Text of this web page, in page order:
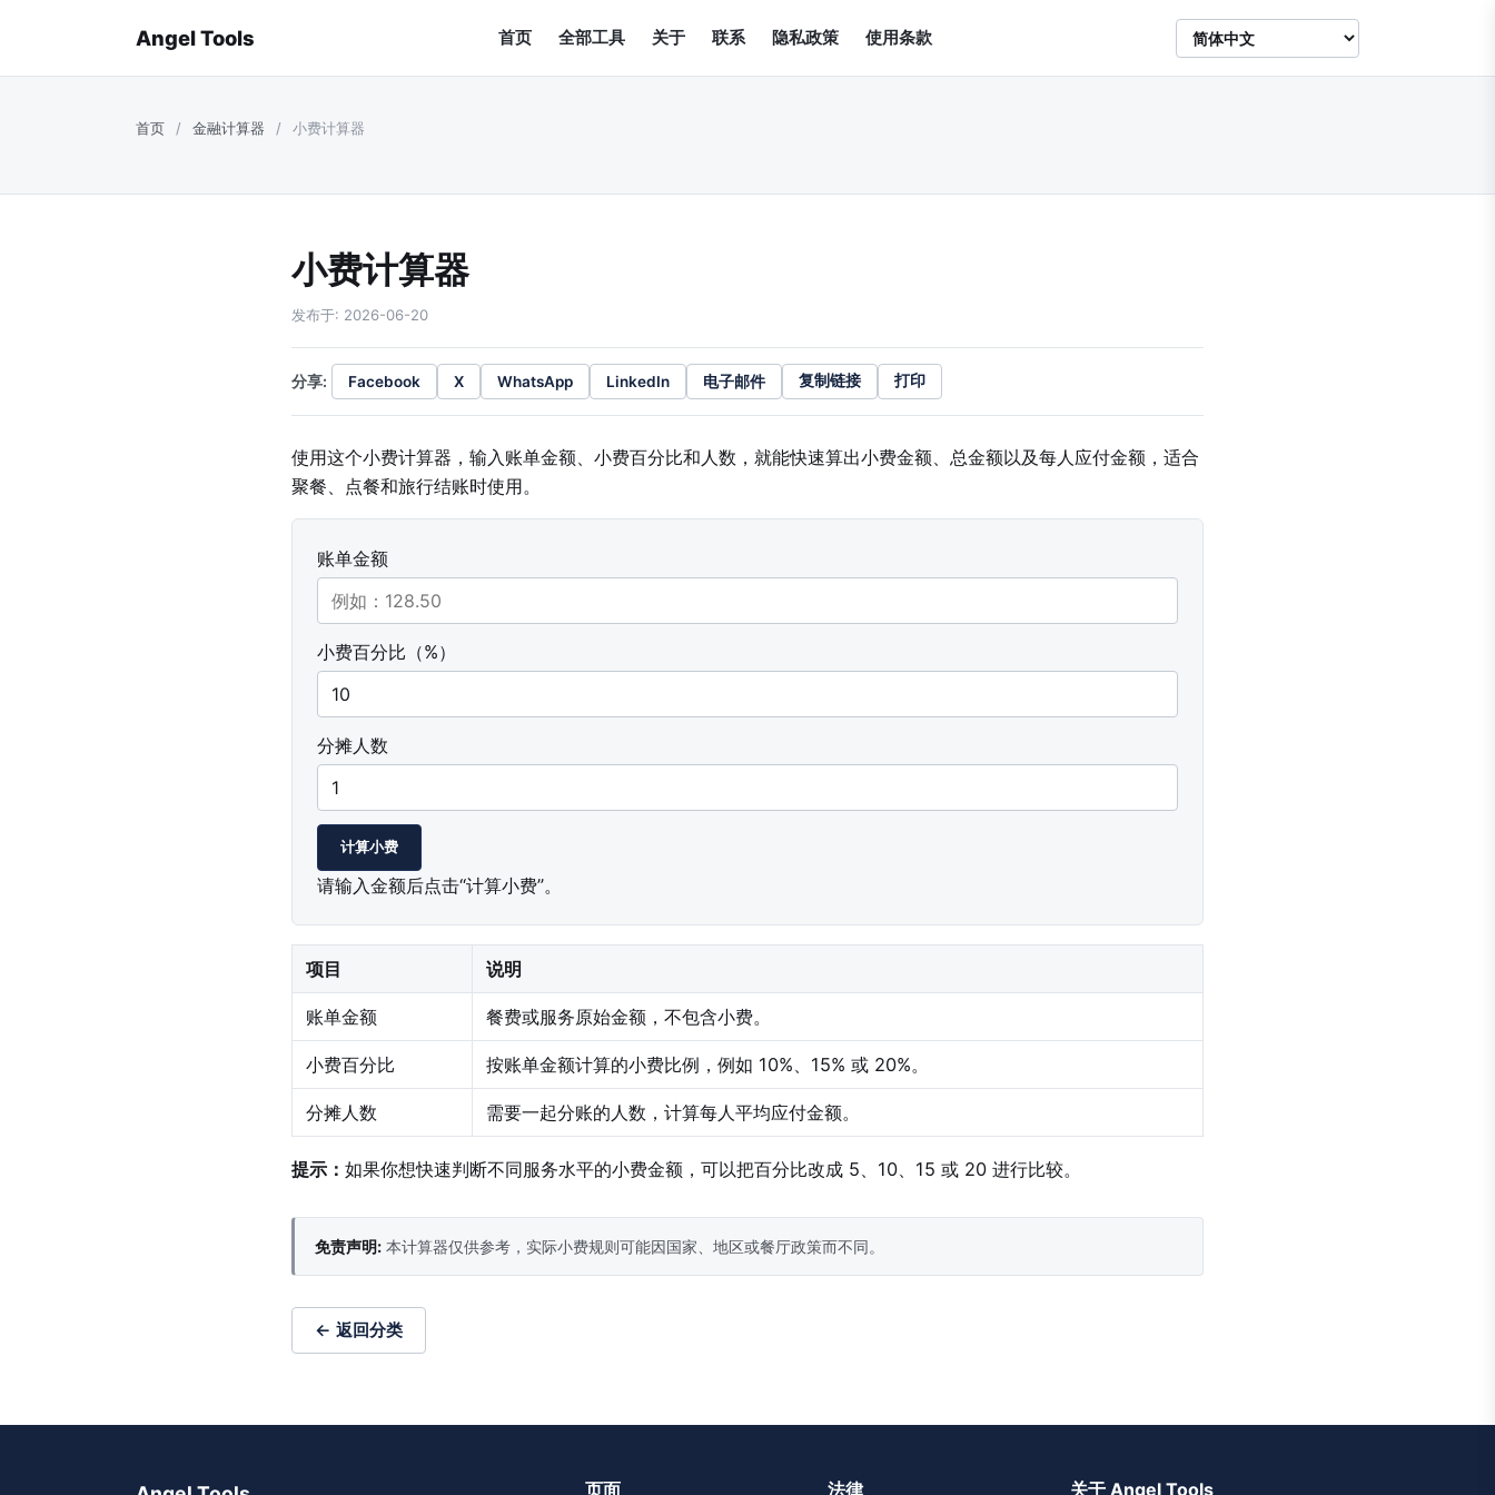
Angel Tools 首页 全部工具 关于 联系 隐私政策 使用条款
首页 / 金融计算器 / 小费计算器
小费计算器
发布于: 2026-06-20
分享: Facebook X WhatsApp LinkedIn 电子邮件 复制链接 打印
使用这个小费计算器，输入账单金额、小费百分比和人数，就能快速算出小费金额、总金额以及每人应付金额，适合
聚餐、点餐和旅行结账时使用。
账单金额
小费百分比（%）
分摊人数
计算小费
请输入金额后点击“计算小费”。
项目 说明
账单金额 餐费或服务原始金额，不包含小费。
小费百分比 按账单金额计算的小费比例，例如 10%、15% 或 20%。
分摊人数 需要一起分账的人数，计算每人平均应付金额。
提示： 如果你想快速判断不同服务水平的小费金额，可以把百分比改成 5、10、15 或 20 进行比较。
免责声明: 本计算器仅供参考，实际小费规则可能因国家、地区或餐厅政策而不同。
← 返回分类
页面 法律 关于 Angel Tools